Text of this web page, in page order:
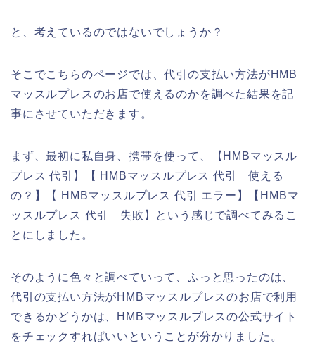
と、考えているのではないでしょうか？
そこでこちらのページでは、代引の支払い方法がHMB
マッスルプレスのお店で使えるのかを調べた結果を記
事にさせていただきます。
まず、最初に私自身、携帯を使って、【HMBマッスル
プレス 代引】【 HMBマッスルプレス 代引 使える
の？】【 HMBマッスルプレス 代引 エラー】【HMBマ
ッスルプレス 代引 失敗】という感じで調べてみるこ
とにしました。
そのように色々と調べていって、ふっと思ったのは、
代引の支払い方法がHMBマッスルプレスのお店で利用
できるかどうかは、HMBマッスルプレスの公式サイト
をチェックすればいいということが分かりました。